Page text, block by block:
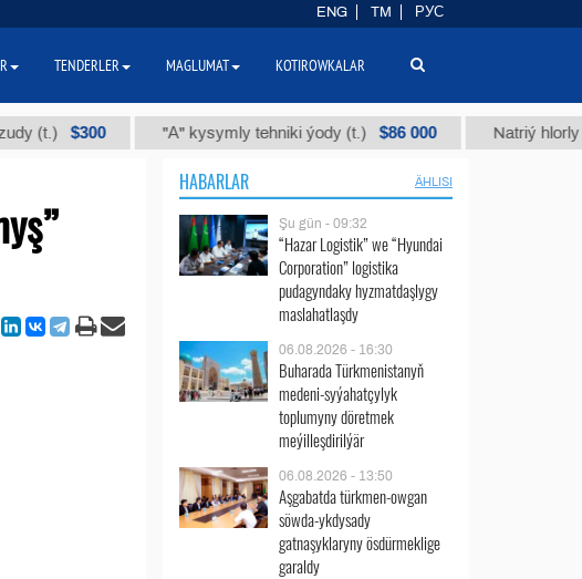
$300 "А" kysymly tehniki ýody (t.) $86 000 Natriý hlorly (nahar
HABARLAR ÄHLISI
Şu gün - 09:32
“Hazar Logistik” we “Hyundai
Corporation” logistika
pudagyndaky hyzmatdaşlygy
maslahatlaşdy
06.08.2026 - 16:30
Buharada Türkmenistanyň
medeni-syýahatçylyk
toplumyny döretmek
meýilleşdirilýär
06.08.2026 - 13:50
Aşgabatda türkmen-owgan
söwda-ykdysady
gatnaşyklaryny ösdürmeklige
garaldy
ENG TM РУС
TENDERLER MAGLUMAT KOTIROWKALAR